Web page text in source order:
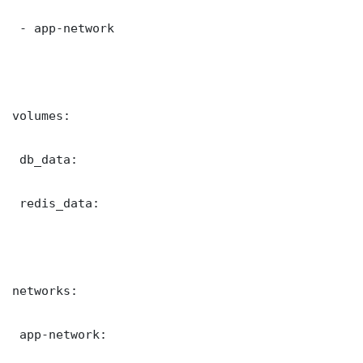
- app-network
volumes:
db_data:
redis_data:
networks:
app-network: